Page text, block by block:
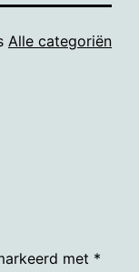
Alle categoriën
met *